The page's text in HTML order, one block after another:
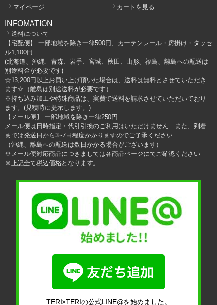
マイページ カートを見る
INFOMATION
送料について
【宅配便】 一部地域を除き一律500円、カーテンレール・房掛け・タッセ
ル1,100円
(北海道、沖縄、青森、岩手、宮城、秋田、山形、福島、離島への配送は
別途料金が必要です)
☆13,200円以上お買い上げ頂いた場合は、送料は無料とさせていただき
ます☆（離島は別途送料が必要です）
※持ち込み加工や特殊商品は、実費で送料を請求させていただいており
ます。(見積時に提示します。)
【メール便】 一部地域を除き一律250円
メール便は日時指定・代引引換のご利用はいただけません、また、到着
までは発送日から3~7日程度かかりますのでご了承ください
（沖縄、離島への配送は数日かかる場合がございます）
※メール便対応商品につきましては各商品ページにてご確認ください
※上記全て税込価格となります。
TERI×TERIの公式LINE@を始めました。